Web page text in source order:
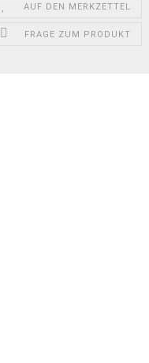
AUF DEN MERKZETTEL
FRAGE ZUM PRODUKT